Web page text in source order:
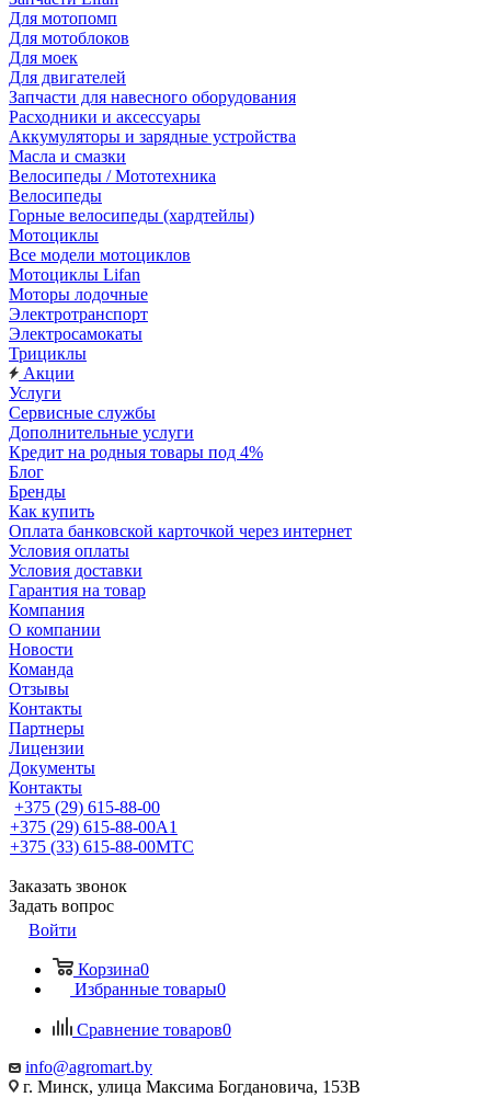
Для мотопомп
Для мотоблоков
Для моек
Для двигателей
Запчасти для навесного оборудования
Расходники и аксессуары
Аккумуляторы и зарядные устройства
Масла и смазки
Велосипеды / Мототехника
Велосипеды
Горные велосипеды (хардтейлы)
Мотоциклы
Все модели мотоциклов
Мотоциклы Lifan
Моторы лодочные
Электротранспорт
Электросамокаты
Трициклы
Акции
Услуги
Сервисные службы
Дополнительные услуги
Кредит на родныя товары под 4%
Блог
Бренды
Как купить
Оплата банковской карточкой через интернет
Условия оплаты
Условия доставки
Гарантия на товар
Компания
О компании
Новости
Команда
Отзывы
Контакты
Партнеры
Лицензии
Документы
Контакты
+375 (29) 615-88-00
+375 (29) 615-88-00A1
+375 (33) 615-88-00МТС
Заказать звонок
Задать вопрос
Войти
Корзина0
Избранные товары0
Сравнение товаров0
info@agromart.by
г. Минск, улица Максима Богдановича, 153В